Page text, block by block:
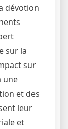
dévotion
sur la
sur
une
et des
leur
et